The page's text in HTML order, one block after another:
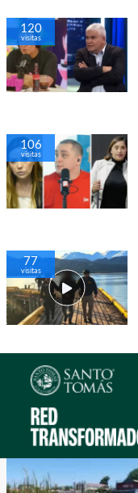
120
visitas
106
visitas
77
visitas